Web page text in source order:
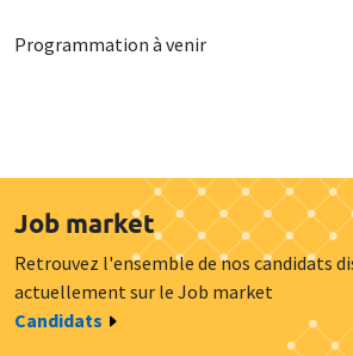
Programmation à venir
Job market
Retrouvez l'ensemble de nos candidats
actuellement sur le Job market
Candidats